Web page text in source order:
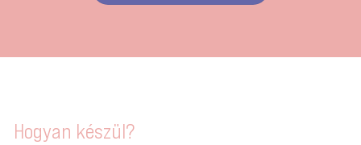
Hogyan készül?